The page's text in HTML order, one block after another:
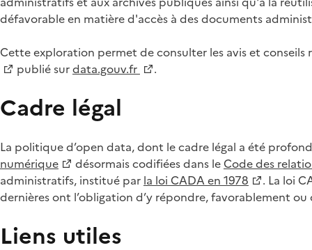
défavorable en matière d'accès à des documents
Cette exploration permet de consulter les avis et
publié surdata.gouv.fr .
Cadre légal
La politique d’open data, dont le cadre légal a été
numérique
désormais codifiées dans le Code des
administratifs, institué par la loi CADA en 1978
. La loi
dernières ont l’obligation d’y répondre, favorablement
Liens utiles